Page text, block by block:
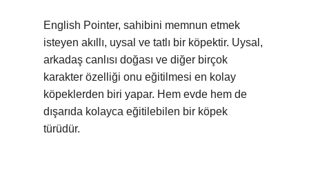
English Pointer, sahibini memnun etmek
isteyen akıllı, uysal ve tatlı bir köpektir. Uysal,
arkadaş canlısı doğası ve diğer birçok
karakter özelliği onu eğitilmesi en kolay
köpeklerden biri yapar. Hem evde hem de
dışarıda kolayca eğitilebilen bir köpek
türüdür.